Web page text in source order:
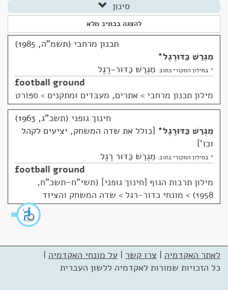
סינון
להצגה בכתיב מלא
תכנון מרחבי (תשמ"ה, 1985)
מִגְרַשׁ כַּדּוּרֶגֶל*
* במילון המקורי כתוב: מִגְרַשׁ כַּדּוּר-רֶגֶל
football ground
מילון תכנון מרחבי > אתרים, מעבּדים וּמתקנים > ספּוֹרט
חינוך גופני (תשכ"ג, 1963)
מִגְרַשׁ כַּדּוּרֶגֶל* כולל את שדה המשחק, יציעים לקהל
וכו'
* במילון המקורי כתוב: מִגְרַשׁ כַּדּוּר רֶגֶל
football ground
מילון תרבות הגוף [חינוך גופני] (תשי"ח–תשכ"ח,
1958)
> מונחי כדור-רגל > שדה המשחק והציוד
לאתר האקדמיה | צרו קשר | על מונחי האקדמיה |
כל הזכויות שמורות לאקדמיה ללשון העברית